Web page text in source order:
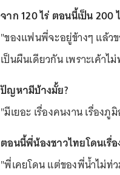
จาก 120 ไร่ ตอนนี้เป็น 200
"ของแฟนพี่จะอยู่ข้างๆ แล้ว
เป็นผืนเดียวกัน เพราะเค้า
ปัญหามีบ้างมั้ย?
"มีเยอะ เรื่องคนงาน เรื่อง
ตอนนี้พี่น้องชาวไทยโดนเรื่
"พี่เคยโดน แต่ของพี่น้ำไม่